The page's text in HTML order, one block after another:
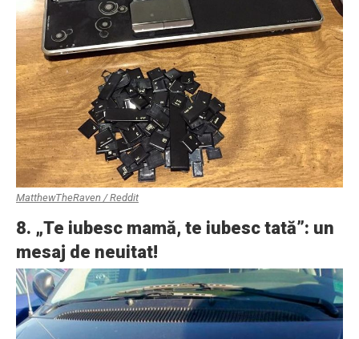
MatthewTheRaven / Reddit
8. „Te iubesc mamă, te iubesc tată”: un
mesaj de neuitat!